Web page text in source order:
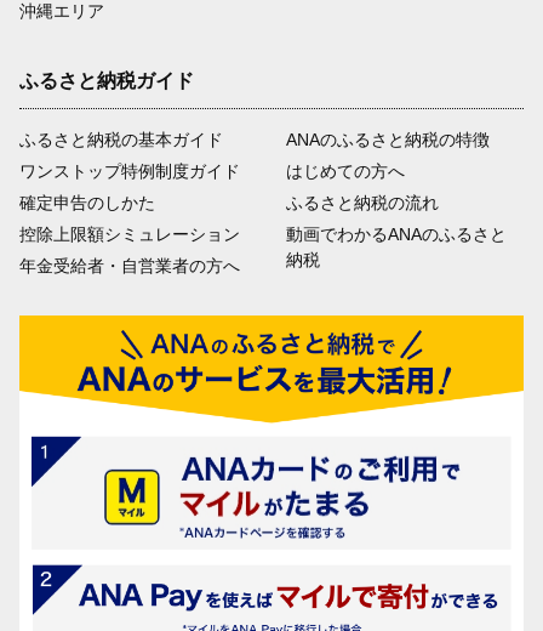
沖縄エリア
ふるさと納税ガイド
ふるさと納税の基本ガイド
ワンストップ特例制度ガイド
確定申告のしかた
控除上限額シミュレーション
年金受給者・自営業者の方へ
ANAのふるさと納税の特徴
はじめての方へ
ふるさと納税の流れ
動画でわかるANAのふるさと
納税